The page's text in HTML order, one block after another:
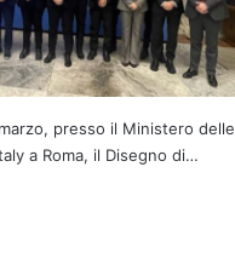
presso il Ministero delle
a Roma, il Disegno di…